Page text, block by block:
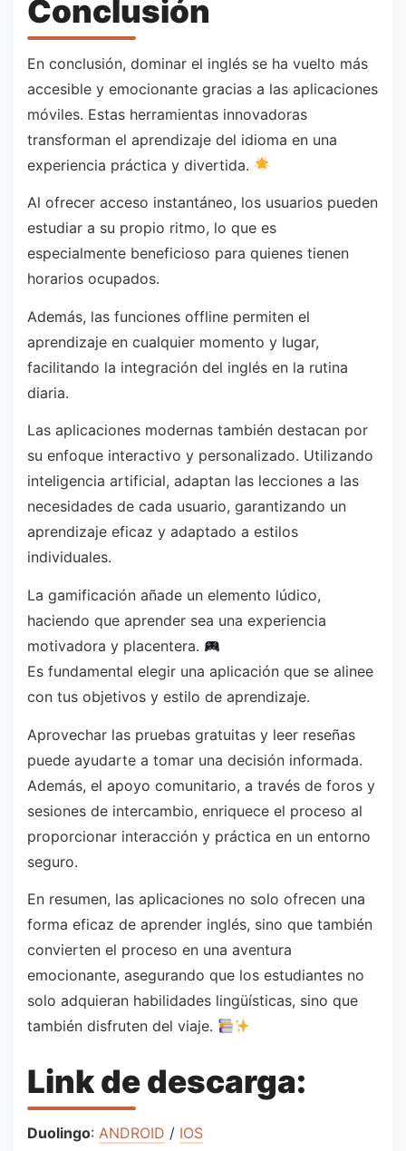
Conclusión
En conclusión, dominar el inglés se ha vuelto más
accesible y emocionante gracias a las aplicaciones
móviles. Estas herramientas innovadoras
transforman el aprendizaje del idioma en una
experiencia práctica y divertida.
Al ofrecer acceso instantáneo, los usuarios pueden
estudiar a su propio ritmo, lo que es
especialmente beneficioso para quienes tienen
horarios ocupados.
Además, las funciones offline permiten el
aprendizaje en cualquier momento y lugar,
facilitando la integración del inglés en la rutina
diaria.
Las aplicaciones modernas también destacan por
su enfoque interactivo y personalizado. Utilizando
inteligencia artificial, adaptan las lecciones a las
necesidades de cada usuario, garantizando un
aprendizaje eficaz y adaptado a estilos
individuales.
La gamificación añade un elemento lúdico,
haciendo que aprender sea una experiencia
motivadora y placentera.
Es fundamental elegir una aplicación que se alinee
con tus objetivos y estilo de aprendizaje.
Aprovechar las pruebas gratuitas y leer reseñas
puede ayudarte a tomar una decisión informada.
Además, el apoyo comunitario, a través de foros y
sesiones de intercambio, enriquece el proceso al
proporcionar interacción y práctica en un entorno
seguro.
En resumen, las aplicaciones no solo ofrecen una
forma eficaz de aprender inglés, sino que también
convierten el proceso en una aventura
emocionante, asegurando que los estudiantes no
solo adquieran habilidades lingüísticas, sino que
también disfruten del viaje.
Link de descarga:
Duolingo: ANDROID / IOS